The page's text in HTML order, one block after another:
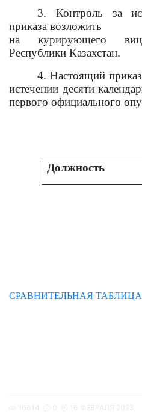
3. Контроль за
приказа возложить
на курирующего
Республики Казахстан.
4. Настоящий
истечении десяти
первого официального
Должность
СРАВНИТЕЛЬНАЯ ТАБЛИЦА